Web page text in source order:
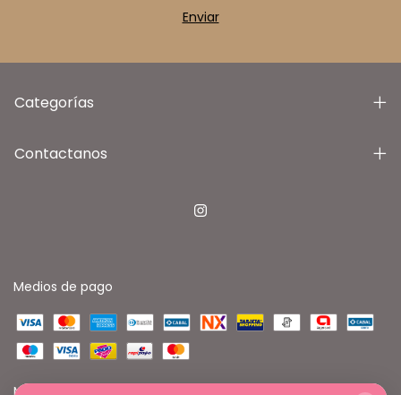
Categorías
Contactanos
Medios de pago